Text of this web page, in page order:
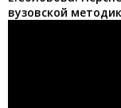
вузовской